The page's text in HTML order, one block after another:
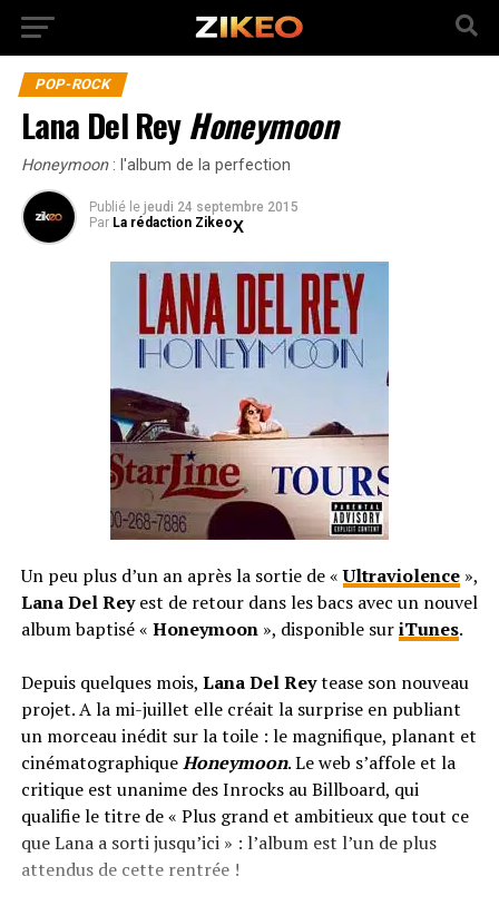
POP-ROCK
Lana Del ReyHoneymoon
Honeymoon: l'album de la perfection
Publié le jeudi 24 septembre 2015
Par La rédaction Zikeo
Un peu plus d’un an après la sortie de «Ultraviolence»,
Lana Del Reyest de retour dans les bacs avec un nouvel
album baptisé « Honeymoon», disponible suriTunes.
Depuis quelques mois, Lana Del Reytease son nouveau
projet. A la mi-juillet elle créait la surprise en publiant
un morceau inédit sur la toile : le magnifique, planant et
cinématographiqueHoneymoon. Le web s’affole et la
critique est unanime des Inrocks au Billboard, qui
qualifie le titre de « Plus grand et ambitieux que tout ce
que Lana a sorti jusqu’ici » : l’album est l’un de plus
attendus de cette rentrée !